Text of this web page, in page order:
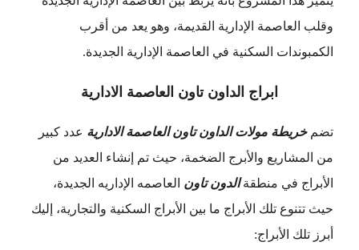
وقلب العاصمة الإدارية القديمة، وهو يعد من أقرب
الكمبوندات السكنية في العاصمة الإدارية الجديدة.
ابراج الداون تاون العاصمة الادارية
تضمخريطة مولات الداون تاون العاصمة الادارية عدد كبير
من المشاريع والأبرج الضخمة، حيث تم إنشاء العديد من
الأبراج في منطقةالدون تاون العاصمه الإداريه الجديدة،
حيث تتنوع تلك الأبراج ما بين الأبراج السكنية والتجارية، إليك
أبرز تلك الأبراج: